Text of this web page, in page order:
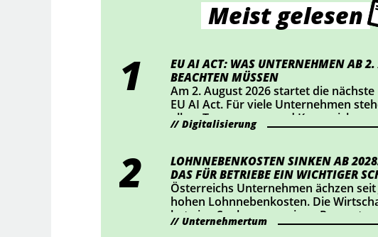
Meist gelesen
EU AI ACT: WAS UNTERNEHMEN AB 2.
BEACHTEN MÜSSEN
Am 2. August 2026 startet die nächste
EU AI Act. Für viele Unternehmen
allem Transparenz und Kennzeichnung
Mittelpunkt. Wer KI-Chatbots einsetzt
sollte jetzt prüfen, ob
Digitalisierung
LOHNNEBENKOSTEN SINKEN AB
DAS FÜR BETRIEBE EIN WICHTIGER
Österreichs Unternehmen ächzen
hohen Lohnnebenkosten. Die
hat eine Senkung um einen
durchgesetzt – das bedeutet eine
Unternehmertum